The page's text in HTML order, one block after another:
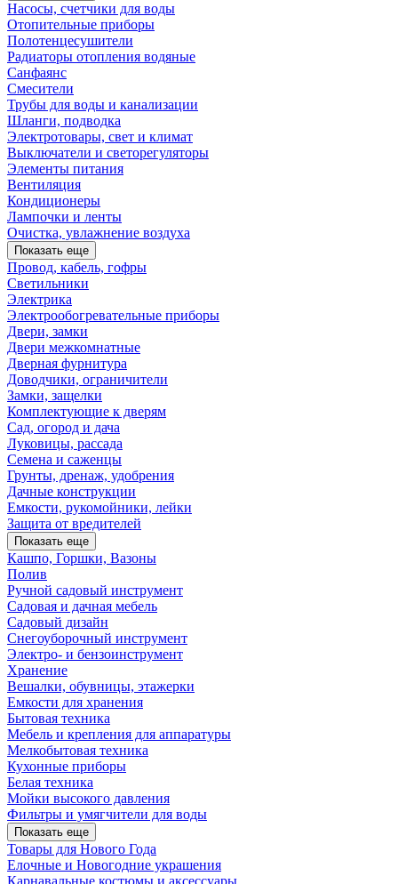
Насосы, счетчики для воды
Отопительные приборы
Полотенцесушители
Радиаторы отопления водяные
Санфаянс
Смесители
Трубы для воды и канализации
Шланги, подводка
Электротовары, свет и климат
Выключатели и светорегуляторы
Элементы питания
Вентиляция
Кондиционеры
Лампочки и ленты
Очистка, увлажнение воздуха
Показать еще
Провод, кабель, гофры
Светильники
Электрика
Электрообогревательные приборы
Двери, замки
Двери межкомнатные
Дверная фурнитура
Доводчики, ограничители
Замки, защелки
Комплектующие к дверям
Сад, огород и дача
Луковицы, рассада
Семена и саженцы
Грунты, дренаж, удобрения
Дачные конструкции
Емкости, рукомойники, лейки
Защита от вредителей
Показать еще
Кашпо, Горшки, Вазоны
Полив
Ручной садовый инструмент
Садовая и дачная мебель
Садовый дизайн
Снегоуборочный инструмент
Электро- и бензоинструмент
Хранение
Вешалки, обувницы, этажерки
Емкости для хранения
Бытовая техника
Мебель и крепления для аппаратуры
Мелкобытовая техника
Кухонные приборы
Белая техника
Мойки высокого давления
Фильтры и умягчители для воды
Показать еще
Товары для Нового Года
Елочные и Новогодние украшения
Карнавальные костюмы и аксессуары